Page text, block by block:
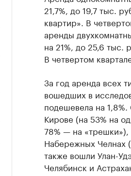
21,7%, до 19,7 тыс.
квартир». В
аренды
на 21%, до 25,6 тыс.
В четвертом
За год аренда всех
вошедших в
подешевела на
Кирове (на 53% на
78% — на «трешки»),
Набережных Челнах
также вошли Улан-
Челябинск и